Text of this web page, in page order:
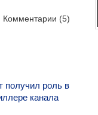
Комментарии (5)
получил роль в
канала